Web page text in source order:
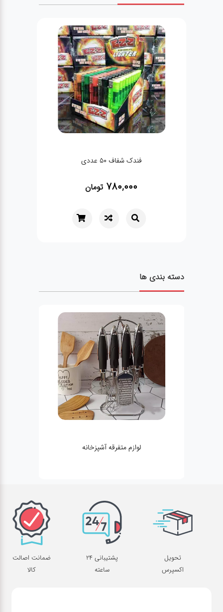
فندک شفاف 50 عددی
780,000 تومان
دسته بندی ها
لوازم متفرقه آشپزخانه
تحویل
اکسپرس
پشتیبانی 24
ساعته
ضمانت اصالت
کالا